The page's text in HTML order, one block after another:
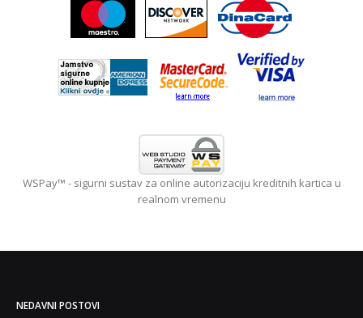
WSPay™ - sigurni sustav za online autorizaciju kreditnih kartica u
realnom vremenu
NEDAVNI POSTOVI